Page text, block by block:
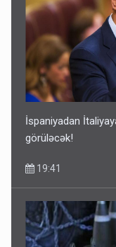
Geri çağırılan
14:07
İspaniyadan
görüləcək!
19:41